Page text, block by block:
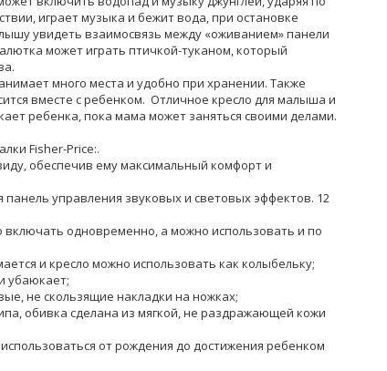
играет музыка и бежит вода, при остановке
увидеть взаимосвязь между «оживанием» панели
может играть птичкой-туканом, который
много места и удобно при хранении. Также
вместе с ребенком. Отличное кресло для малыша и
ребенка, пока мама может заняться своими делами.
Fisher-Price:.
обеспечив ему максимальный комфорт и
управления звуковых и световых эффектов. 12
одновременно, а можно использовать и по
и кресло можно использовать как колыбельку;
убаюкает;
не скользящие накладки на ножках;
обивка сделана из мягкой, не раздражающей кожи
от рождения до достижения ребенком